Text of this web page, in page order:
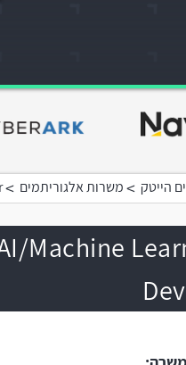
הייטק >משרות אלגוריתמים >